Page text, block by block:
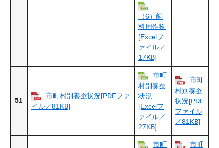
（6）飼
料用作物
[Excelフ
ァイル／
17KB]
51
市町村別養蚕状況[PDFファ
イル／81KB]
市町
村別養蚕
状況
[Excelフ
ァイル／
27KB]
市町
村別養蚕
状況[PDF
ファイル
／81KB]
市町
市町